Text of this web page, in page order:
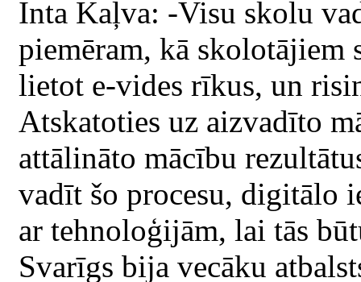
Inta Kaļva: -Visu skolu
piemēram, kā skolotājiem
lietot e-vides rīkus, un
Atskatoties uz aizvadīto
attālināto mācību
vadīt šo procesu, digitālo
ar tehnoloģijām, lai tās
Svarīgs bija vecāku